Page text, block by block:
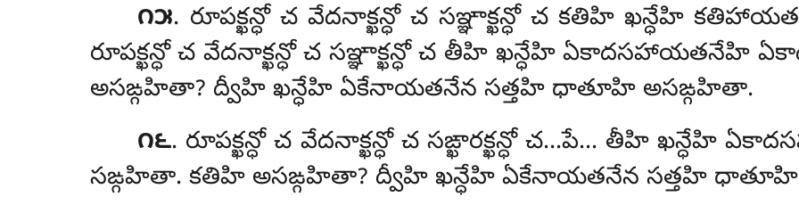
౧౫. రూపక్ఖన్ధో చ వేదనాక్ఖన్ధో చ సఞ్ఞాక్ఖన్ధో చ కతిహి ఖన్ధేహి
రూపక్ఖన్ధో చ వేదనాక్ఖన్ధో చ సఞ్ఞాక్ఖన్ధో చ తీహి ఖన్ధేహి ఏకాదసహాయతనేహి
అసఙ్గహితా? ద్వీహి ఖన్ధేహి ఏకేనాయతనేన సత్తహి ధాతూహి అసఙ్గహితా.
౧౬. రూపక్ఖన్ధో చ వేదనాక్ఖన్ధో చ సఙ్ఖారక్ఖన్ధో చ…పే… తీహి ఖన్ధేహి
సఙ్గహితా. కతిహి అసఙ్గహితా? ద్వీహి ఖన్ధేహి ఏకేనాయతనేన సత్తహి